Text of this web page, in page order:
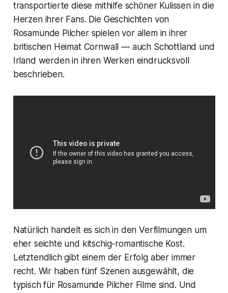
transportierte diese mithilfe schöner Kulissen in die
Herzen ihrer Fans. Die Geschichten von
Rosamunde Pilcher spielen vor allem in ihrer
britischen Heimat Cornwall — auch Schottland und
Irland werden in ihren Werken eindrucksvoll
beschrieben.
Natürlich handelt es sich in den Verfilmungen um
eher seichte und kitschig-romantische Kost.
Letztendlich gibt einem der Erfolg aber immer
recht. Wir haben fünf Szenen ausgewählt, die
typisch für Rosamunde Pilcher Filme sind. Und